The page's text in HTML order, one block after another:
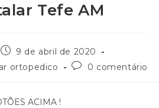
Tefe AM
9 de abril de 2020
ortopedico
0 comentário
ACIMA !